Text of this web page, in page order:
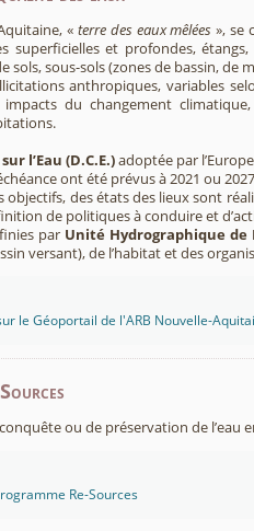
« terre des eaux mêlées », se
superficielles et profondes,
sols, sous-sols (zones de bassin, de
anthropiques, variables
impacts du changement
l’Eau (D.C.E.)adoptée par
ont été prévus à 2021 ou
objectifs, des états des lieux sont
de politiques à conduire et
par Unité Hydrographique de
versant), de l’habitat et des
le Géoportail de l'ARB Nouvelle-
ou de préservation de l’eau
Re-Sources